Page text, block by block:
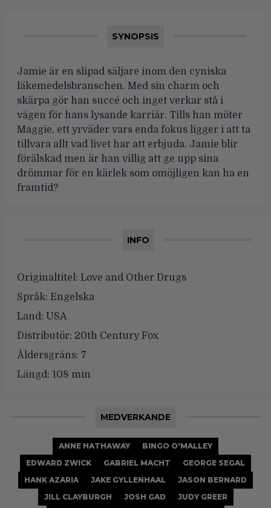
SYNOPSIS
Jamie är en slipad säljare inom den cyniska
läkemedelsbranschen. Med sin charm och
skärpa gör han succé och inget verkar stå i
vägen för hans lysande karriär. Tills han möter
Maggie, ett yrväder vars enda fokus ligger i att ta
tillvara allt vad livet har att erbjuda. Jamie blir
förälskad men är han villig att ge upp sina
drömmar för en kärlek som omöjligen kan ha en
framtid?
INFO
Originaltitel: Love and Other Drugs
Språk: Engelska
Land: USA
Distributör: 20th Century Fox
Åldersgräns: 7
Längd: 108 min
MEDVERKANDE
ANNE HATHAWAY
BINGO O'MALLEY
EDWARD ZWICK
GABRIEL MACHT
GEORGE SEGAL
HANK AZARIA
JAKE GYLLENHAAL
JASON BERNARD
JILL CLAYBURGH
JOSH GAD
JUDY GREER